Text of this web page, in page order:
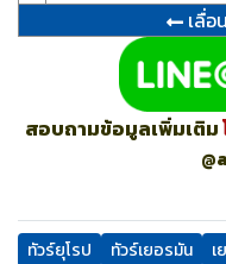
เลื่อ
สอบถามข้อมูลเพิ่มเติม
ทัวร์ยุโรป ทัวร์เยอรมัน เ